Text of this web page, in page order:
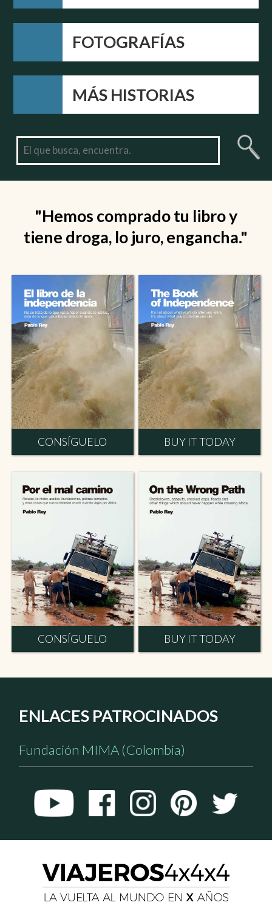
FOTOGRAFÍAS
MÁS HISTORIAS
"Hemos comprado tu libro y
tiene droga, lo juro, engancha."
CONSÍGUELO BUY IT TODAY
CONSÍGUELO BUY IT TODAY
ENLACES PATROCINADOS
Fundación MIMA (Colombia)